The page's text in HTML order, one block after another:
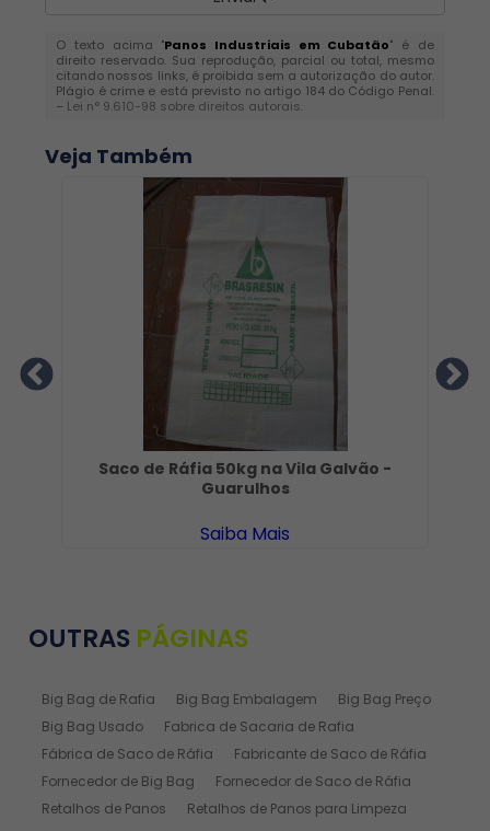
O texto acima "Panos Industriais em Cubatão" é de
direito reservado. Sua reprodução, parcial ou total, mesmo
citando nossos links, é proibida sem a autorização do autor.
Plágio é crime e está previsto no artigo 184 do Código Penal.
– Lei n° 9.610-98 sobre direitos autorais.
Veja Também
Saco de Ráfia 50kg na Vila Galvão -
Guarulhos
Saiba Mais
OUTRAS PÁGINAS
Big Bag de Rafia Big Bag Embalagem
Big Bag Preço
Big Bag Usado
Fabrica de Sacaria de Rafia
Fábrica de Saco de Ráfia
Fabricante de Saco de Ráfia
Fornecedor de Big Bag
Fornecedor de Saco de Ráfia
Retalhos de Panos
Retalhos de Panos para Limpeza